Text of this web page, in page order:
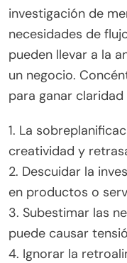
investigación de
necesidades de
pueden llevar a la
un negocio.
para ganar claridad
1. La
creatividad y
2. Descuidar la
en productos o
3. Subestimar las
puede causar
4. Ignorar la